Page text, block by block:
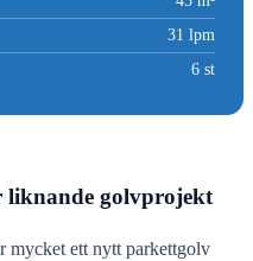
31 lpm
6 st
liknande golvprojekt
mycket ett nytt parkettgolv